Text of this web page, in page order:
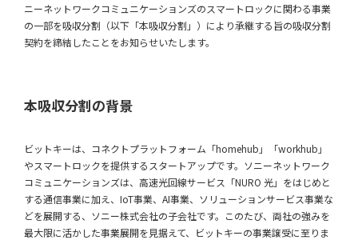
ニーネットワークコミュニケーションズのスマートロックに関わる事業
の一部を吸収分割（以下「本吸収分割」）により承継する旨の吸収分割
契約を締結したことをお知らせいたします。
本吸収分割の背景
ビットキーは、コネクトプラットフォーム「homehub」「workhub」
やスマートロックを提供するスタートアップです。ソニーネットワーク
コミュニケーションズは、高速光回線サービス「NURO 光」をはじめと
する通信事業に加え、IoT事業、AI事業、ソリューションサービス事業な
どを展開する、ソニー株式会社の子会社です。このたび、両社の強みを
最大限に活かした事業展開を見据えて、ビットキーの事業譲受に至りま